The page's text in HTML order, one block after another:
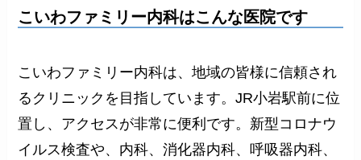
こいわファミリー内科はこんな医院です
こいわファミリー内科は、地域の皆様に信頼され
るクリニックを目指しています。JR小岩駅前に位
置し、アクセスが非常に便利です。新型コロナウ
イルス検査や、内科、消化器内科、呼吸器内科、